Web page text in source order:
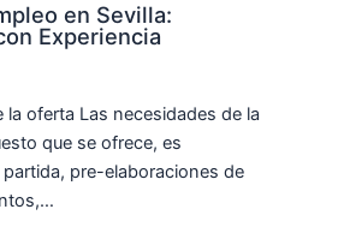
en Sevilla:
Experiencia
la oferta Las necesidades de la
que se ofrece, es
pre-elaboraciones de